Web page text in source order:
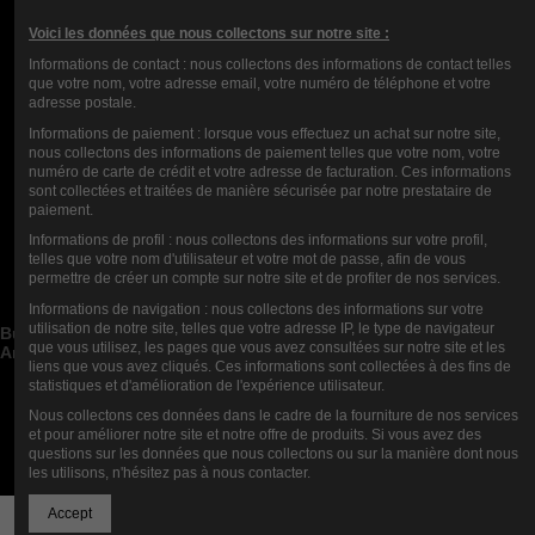
E-LÍQUIDO LA CHOSE 50ML
Contact us
Publicaciones de blog recientes  
Buscar en el blog  
Archivos del blog  
Blog Mejores Autores  
Newsletter
Voici les données que nous collectons sur notre site :
Informations de contact : nous collectons des informations de contact telles
que votre nom, votre adresse email, votre numéro de téléphone et votre
adresse postale.
Informations de paiement : lorsque vous effectuez un achat sur notre site,
nous collectons des informations de paiement telles que votre nom, votre
numéro de carte de crédit et votre adresse de facturation. Ces informations
sont collectées et traitées de manière sécurisée par notre prestataire de
paiement.
Informations de profil : nous collectons des informations sur votre profil,
telles que votre nom d'utilisateur et votre mot de passe, afin de vous
permettre de créer un compte sur notre site et de profiter de nos services.
Informations de navigation : nous collectons des informations sur votre
utilisation de notre site, telles que votre adresse IP, le type de navigateur
que vous utilisez, les pages que vous avez consultées sur notre site et les
liens que vous avez cliqués. Ces informations sont collectées à des fins de
statistiques et d'amélioration de l'expérience utilisateur.
Nous collectons ces données dans le cadre de la fourniture de nos services
et pour améliorer notre site et notre offre de produits. Si vous avez des
questions sur les données que nous collectons ou sur la manière dont nous
les utilisons, n'hésitez pas à nous contacter.
Accept